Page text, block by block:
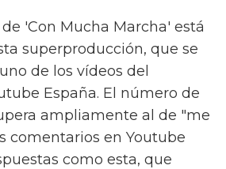
'Con Mucha Marcha' está
superproducción, que se
de los vídeos del
España. El número de
ampliamente al de "me
comentarios en Youtube
como esta, que